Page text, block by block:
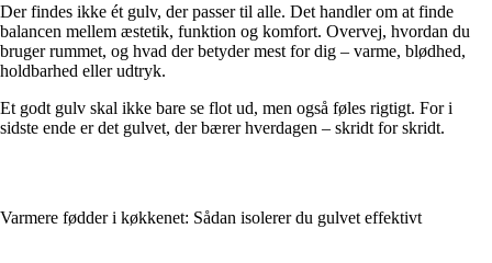
Der findes ikke ét gulv, der passer til alle. Det handler om at finde
balancen mellem æstetik, funktion og komfort. Overvej, hvordan du
bruger rummet, og hvad der betyder mest for dig – varme, blødhed,
holdbarhed eller udtryk.
Et godt gulv skal ikke bare se flot ud, men også føles rigtigt. For i
sidste ende er det gulvet, der bærer hverdagen – skridt for skridt.
Varmere fødder i køkkenet: Sådan isolerer du gulvet effektivt